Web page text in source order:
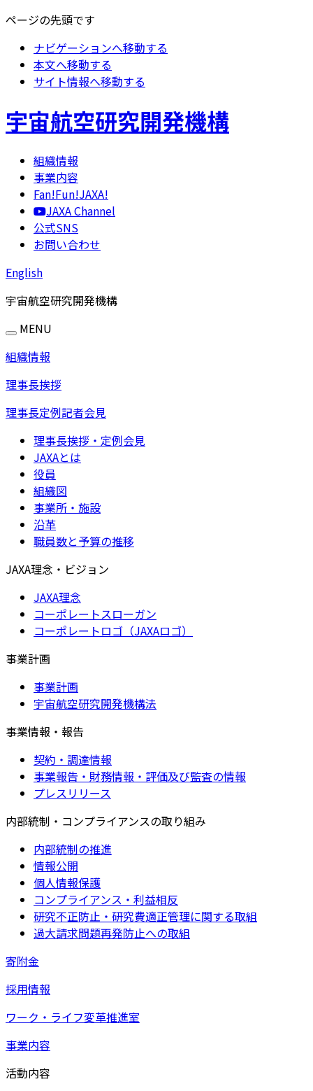
ページの先頭です
ナビゲーションへ移動する
本文へ移動する
サイト情報へ移動する
宇宙航空研究開発機構
組織情報
事業内容
Fan!Fun!JAXA!
JAXA Channel
公式SNS
お問い合わせ
English
宇宙航空研究開発機構
MENU
組織情報
理事長挨拶
理事長定例記者会見
理事長挨拶・定例会見
JAXAとは
役員
組織図
事業所・施設
沿革
職員数と予算の推移
JAXA理念・ビジョン
JAXA理念
コーポレートスローガン
コーポレートロゴ（JAXAロゴ）
事業計画
事業計画
宇宙航空研究開発機構法
事業情報・報告
契約・調達情報
事業報告・財務情報・評価及び監査の情報
プレスリリース
内部統制・コンプライアンスの取り組み
内部統制の推進
情報公開
個人情報保護
コンプライアンス・利益相反
研究不正防止・研究費適正管理に関する取組
過大請求問題再発防止への取組
寄附金
採用情報
ワーク・ライフ変革推進室
事業内容
活動内容